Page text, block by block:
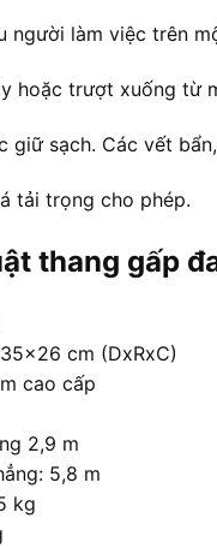
người làm việc trên
hoặc trượt xuống từ
giữ sạch. Các vết
tải trọng cho phép.
thang gấp
cm (DxRxC)
cao cấp
2,9 m
5,8 m
kg